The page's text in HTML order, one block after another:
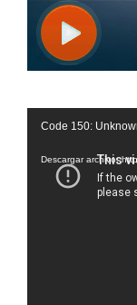
Reproductor
vídeo
Code 150:
Descargar archivo: